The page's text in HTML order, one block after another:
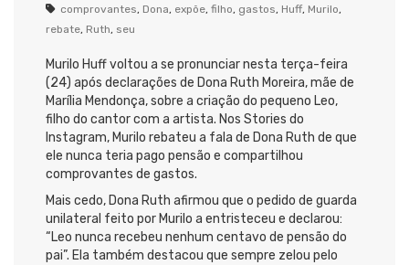
comprovantes, Dona, expõe, filho, gastos, Huff, Murilo,
rebate, Ruth, seu
Murilo Huff voltou a se pronunciar nesta terça-feira
(24) após declarações de Dona Ruth Moreira, mãe de
Marília Mendonça, sobre a criação do pequeno Leo,
filho do cantor com a artista. Nos Stories do
Instagram, Murilo rebateu a fala de Dona Ruth de que
ele nunca teria pago pensão e compartilhou
comprovantes de gastos.
Mais cedo, Dona Ruth afirmou que o pedido de guarda
unilateral feito por Murilo a entristeceu e declarou:
“Leo nunca recebeu nenhum centavo de pensão do
pai”. Ela também destacou que sempre zelou pelo